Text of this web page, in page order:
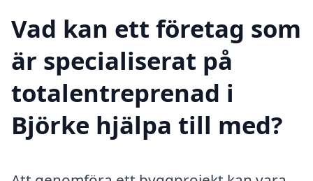
Vad kan ett företag som
är specialiserat på
totalentreprenad i
Björke hjälpa till med?